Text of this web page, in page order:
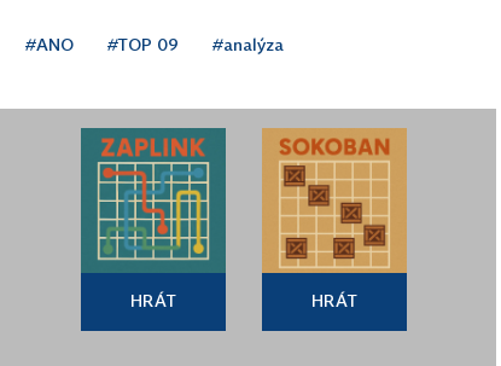
#ANO #TOP 09 #analýza
HRÁT HRÁT